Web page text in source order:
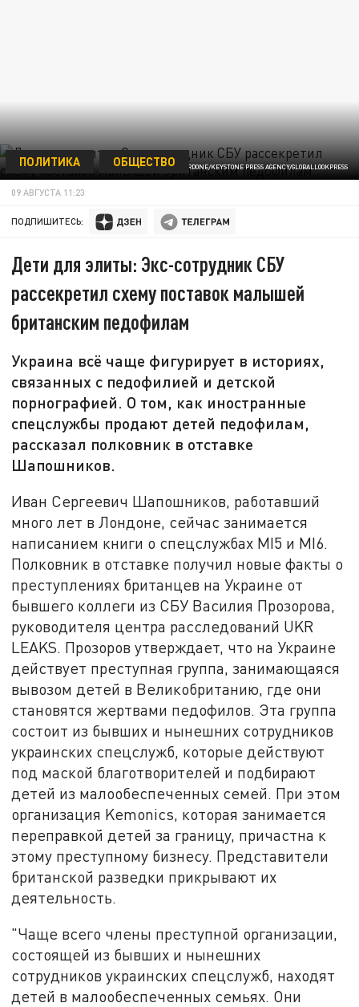
ФОТО: MARCO CORDONE/KEYSTONE PRESS AGENCY/GLOBALLOOKPRESS
ПОЛИТИКА ОБЩЕСТВО
09 АВГУСТА 11:23
ПОДПИШИТЕСЬ:
Дети для элиты: Экс-сотрудник СБУ
рассекретил схему поставок малышей
британским педофилам
Украина всё чаще фигурирует в историях,
связанных с педофилией и детской
порнографией. О том, как иностранные
спецслужбы продают детей педофилам,
рассказал полковник в отставке
Шапошников.
Иван Сергеевич Шапошников, работавший
много лет в Лондоне, сейчас занимается
написанием книги о спецслужбах MI5 и MI6.
Полковник в отставке получил новые факты о
преступлениях британцев на Украине от
бывшего коллеги из СБУ Василия Прозорова,
руководителя центра расследований UKR
LEAKS. Прозоров утверждает, что на Украине
действует преступная группа, занимающаяся
вывозом детей в Великобританию, где они
становятся жертвами педофилов. Эта группа
состоит из бывших и нынешних сотрудников
украинских спецслужб, которые действуют
под маской благотворителей и подбирают
детей из малообеспеченных семей. При этом
организация Kemonics, которая занимается
переправкой детей за границу, причастна к
этому преступному бизнесу. Представители
британской разведки прикрывают их
деятельность.
"Чаще всего члены преступной организации,
состоящей из бывших и нынешних
сотрудников украинских спецслужб, находят
детей в малообеспеченных семьях. Они